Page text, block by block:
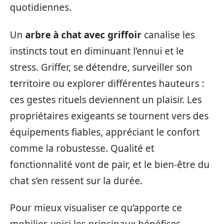
quotidiennes.
Un arbre à chat avec griffoir canalise les
instincts tout en diminuant l’ennui et le
stress. Griffer, se détendre, surveiller son
territoire ou explorer différentes hauteurs :
ces gestes rituels deviennent un plaisir. Les
propriétaires exigeants se tournent vers des
équipements fiables, appréciant le confort
comme la robustesse. Qualité et
fonctionnalité vont de pair, et le bien-être du
chat s’en ressent sur la durée.
Pour mieux visualiser ce qu’apporte ce